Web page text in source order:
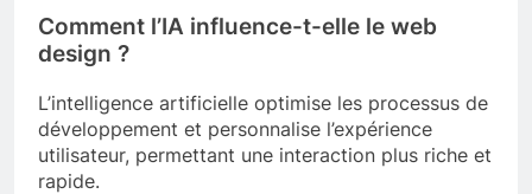
Comment l’IA influence-t-elle le web
design ?
L’intelligence artificielle optimise les processus de
développement et personnalise l’expérience
utilisateur, permettant une interaction plus riche et
rapide.